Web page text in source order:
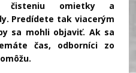
čisteniu omietky a
Predídete tak viacerým
sa mohli objaviť. Ak sa
čas, odborníci zo